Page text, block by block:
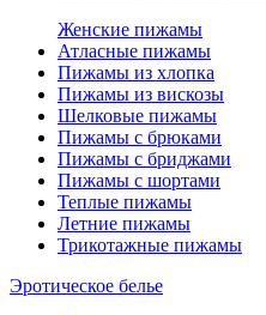
Женские пижамы
Атласные пижамы
Пижамы из хлопка
Пижамы из вискозы
Шелковые пижамы
Пижамы с брюками
Пижамы с бриджами
Пижамы с шортами
Теплые пижамы
Летние пижамы
Трикотажные пижамы
Эротическое белье